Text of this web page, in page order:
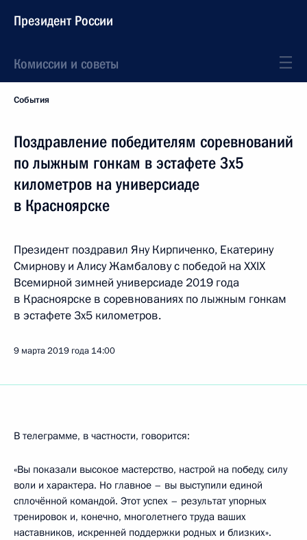
Президент России
Комиссии и советы
События
Поздравление победителям соревнований
по лыжным гонкам в эстафете 3x5
километров на универсиаде
в Красноярске
Президент поздравил Яну Кирпиченко, Екатерину
Смирнову и Алису Жамбалову с победой на XXIX
Всемирной зимней универсиаде 2019 года
в Красноярске в соревнованиях по лыжным гонкам
в эстафете 3x5 километров.
9 марта 2019 года 14:00
В телеграмме, в частности, говорится:
«Вы показали высокое мастерство, настрой на победу, силу
воли и характера. Но главное – вы выступили единой
сплочённой командой. Этот успех – результат упорных
тренировок и, конечно, многолетнего труда ваших
наставников, искренней поддержки родных и близких».